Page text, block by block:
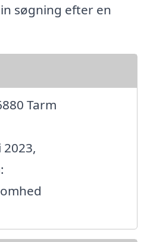
søgning efter en
Tarm